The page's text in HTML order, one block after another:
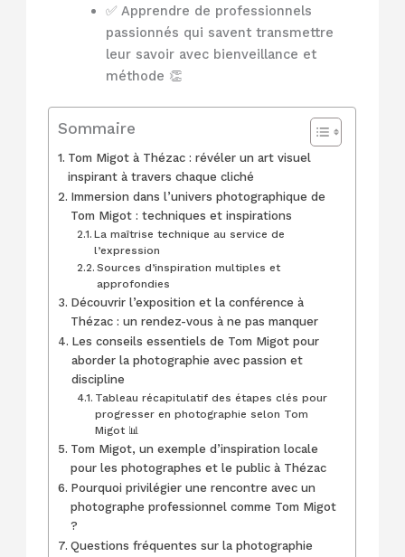
✅ Apprendre de professionnels
passionnés qui savent transmettre
leur savoir avec bienveillance et
méthode 👏
Sommaire
Tom Migot à Thézac : révéler un art visuel
inspirant à travers chaque cliché
Immersion dans l’univers photographique de
Tom Migot : techniques et inspirations
La maîtrise technique au service de
l’expression
Sources d’inspiration multiples et
approfondies
Découvrir l’exposition et la conférence à
Thézac : un rendez-vous à ne pas manquer
Les conseils essentiels de Tom Migot pour
aborder la photographie avec passion et
discipline
Tableau récapitulatif des étapes clés pour
progresser en photographie selon Tom
Migot 📊
Tom Migot, un exemple d’inspiration locale
pour les photographes et le public à Thézac
Pourquoi privilégier une rencontre avec un
photographe professionnel comme Tom Migot
?
Questions fréquentes sur la photographie